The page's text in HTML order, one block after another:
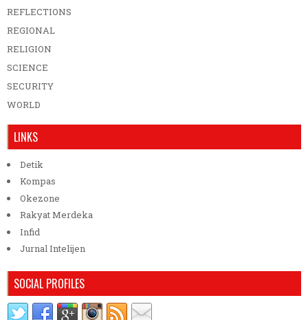
REFLECTIONS
REGIONAL
RELIGION
SCIENCE
SECURITY
WORLD
LINKS
Detik
Kompas
Okezone
Rakyat Merdeka
Infid
Jurnal Intelijen
SOCIAL PROFILES